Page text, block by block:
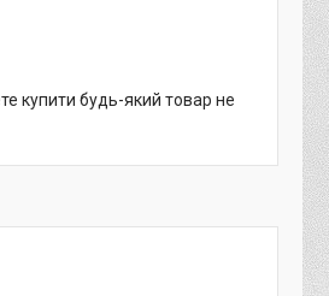
купити будь-який товар не